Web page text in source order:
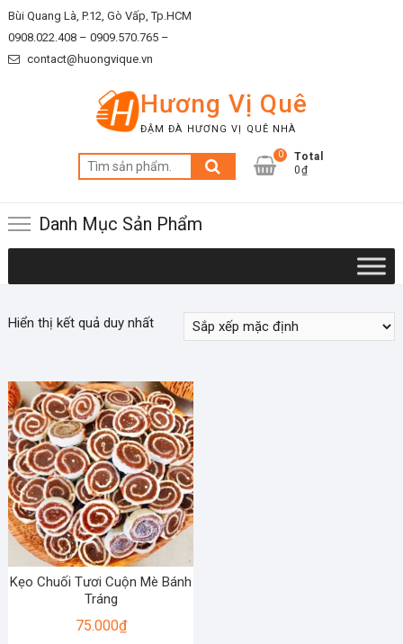
Skip
to
content
Bùi Quang Là, P.12, Gò Vấp, Tp.HCM
0908.022.408 – 0909.570.765 –
contact@huongvique.vn
Hương Vị Quê
ĐẬM ĐÀ HƯƠNG VỊ QUÊ NHÀ
Tìm
kiếm:
0
Total
0₫
Danh Mục Sản Phẩm
Hiển thị kết quả duy nhất
Kẹo Chuối Tươi Cuộn Mè Bánh
Tráng
75.000₫